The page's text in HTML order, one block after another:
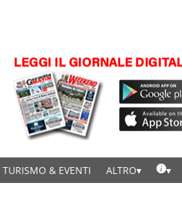
TURISMO & EVENTI ALTRO